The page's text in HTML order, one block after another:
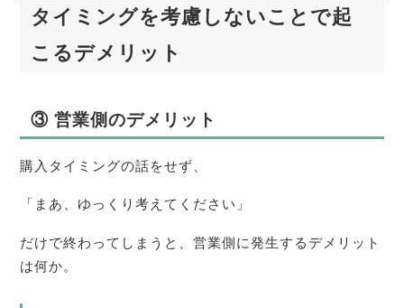
タイミングを考慮しないことで起
こるデメリット
③ 営業側のデメリット
購入タイミングの話をせず、
「まあ、ゆっくり考えてください」
だけで終わってしまうと、営業側に発生するデメリット
は何か。